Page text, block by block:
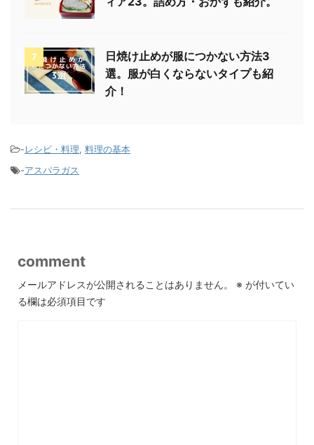
7
日焼け止めが服につかない方法3
選。服が白くならないタイプも紹
介！
-レシピ・料理, 料理の基本
-アスパラガス
comment
メールアドレスが公開されることはありません。 ※ が付いてい
る欄は必須項目です